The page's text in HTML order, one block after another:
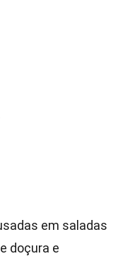
em saladas
doçura e